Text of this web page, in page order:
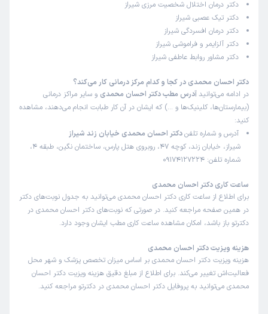
زمان انتظار:
15-45 دقیقه
دکتر خوش اخلاق حاذق وبا حوصله خوش برخورد هستند منشی
هم خوب است
کاربر دکترتو
کاربر آزاد
این پزشک را پیشنهاد میکنم
زمان انتظار:0-15 دقیقه
سلام در تهران مراجع شون بودم فوق‌العاده باهوش هستند در
تشخیص بیماری و بسیار دلسوز هستند در دارو دادن هر دارویی
را نمی نویسند فقط به صلاح بیمار کار می‌کنند حیف کع شیراز
رفتند امیدوارم آنلاین هم به زودی پذیرش کنند .
کاربر دکترتو
نوبت مطب از دکترتو
(
1403/12/10
دکتر درمان اختلال شخصیت مرزی شیراز
دکتر تیک عصبی شیراز
دکتر درمان افسردگی شیراز
دکتر آلزایمر و فراموشی شیراز
دکتر مشاور روابط عاطفی شیراز
دکتر احسان محمدی در کجا و کدام مرکز درمانی کار می‌کند؟
در ادامه می‌توانید آدرس مطب دکتر احسان محمدی و سایر مراکز درمانی
(بیمارستان‌ها، کلینیک‌ها و …) که ایشان در آن کار طبابت انجام می‌دهند، مشاهده
کنید:
آدرس و شماره تلفندکتر احسان محمدی خیابان زند شیراز
شیراز، خیابان زند، کوچه 47، روبروی هتل پارس، ساختمان نگین، طبقه 4،
شماره تلفن: 09174127224
ساعت کاری دکتر احسان محمدی
برای اطلاع از ساعت کاری دکتر احسان محمدی می‌توانید به جدول نوبت‌های دکتر
در همین صفحه مراجعه کنید. در صورتی که نوبت‌های دکتر احسان محمدی در
دکترتو باز باشد، امکان مشاهده ساعت کاری مطب ایشان وجود دارد.
هزینه ویزیت دکتر احسان محمدی
هزینه ویزیت دکتر احسان محمدی بر اساس میزان تخصص پزشک و شهر محل
فعالیت‌اش تغییر می‌کند. برای اطلاع از مبلغ دقیق هزینه ویزیت دکتر احسان
محمدی می‌توانید به پروفایل دکتر احسان محمدی در دکترتو مراجعه کنید.